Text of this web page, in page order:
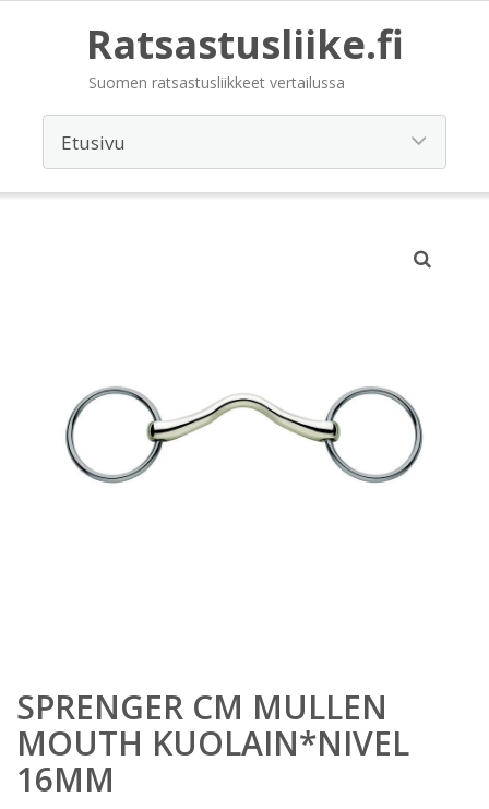
Ratsastusliike.fi
Suomen ratsastusliikkeet vertailussa
SPRENGER CM MULLEN
MOUTH KUOLAIN*NIVEL
16MM